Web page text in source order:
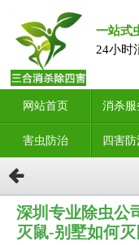
一站式
24小时
网站首页 消杀服
害虫防治 四害
深圳专业除虫公
灭鼠-别墅如何灭